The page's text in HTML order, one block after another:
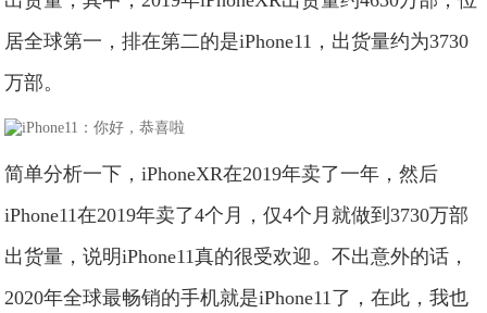
居全球第一，排在第二的是iPhone11，出货量约为3730
万部。
简单分析一下，iPhoneXR在2019年卖了一年，然后
iPhone11在2019年卖了4个月，仅4个月就做到3730万部
出货量，说明iPhone11真的很受欢迎。不出意外的话，
2020年全球最畅销的手机就是iPhone11了，在此，我也